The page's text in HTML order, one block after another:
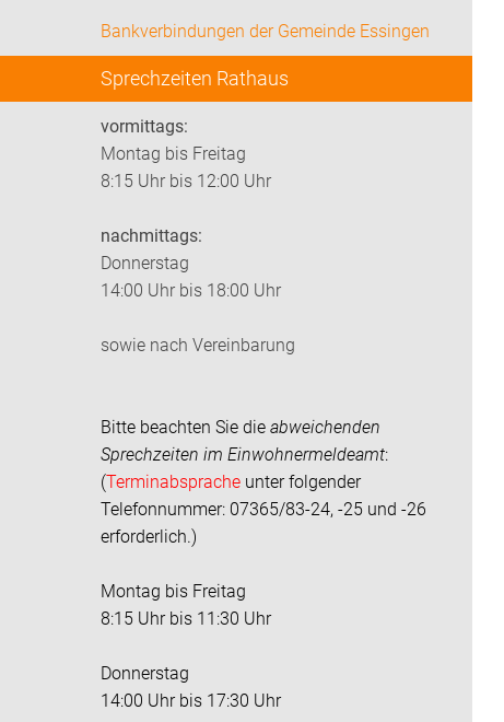
Bankverbindungen der Gemeinde Essingen
Sprechzeiten Rathaus
vormittags:
Montag bis Freitag
8:15 Uhr bis 12:00 Uhr
nachmittags:
Donnerstag
14:00 Uhr bis 18:00 Uhr
sowie nach Vereinbarung
Bitte beachten Sie die abweichenden
Sprechzeiten im Einwohnermeldeamt:
(Terminabsprache unter folgender
Telefonnummer: 07365/83-24, -25 und -26
erforderlich.)
Montag bis Freitag
8:15 Uhr bis 11:30 Uhr
Donnerstag
14:00 Uhr bis 17:30 Uhr